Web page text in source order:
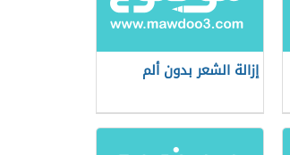
إزالة الشعر بدون ألم